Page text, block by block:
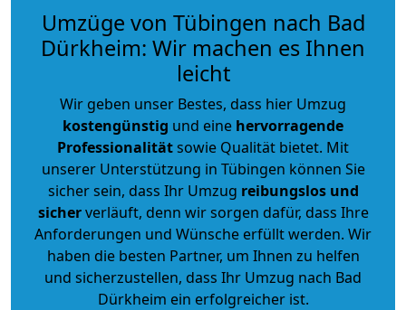
Umzüge von Tübingen nach Bad
Dürkheim: Wir machen es Ihnen
leicht
Wir geben unser Bestes, dass hier Umzug
kostengünstig und eine hervorragende
Professionalitätsowie Qualität bietet. Mit
unserer Unterstützung in Tübingen können Sie
sicher sein, dass Ihr Umzug reibungslos und
sicherverläuft, denn wir sorgen dafür, dass Ihre
Anforderungen und Wünsche erfüllt werden. Wir
haben die besten Partner, um Ihnen zu helfen
und sicherzustellen, dass Ihr Umzug nach Bad
Dürkheim ein erfolgreicher ist.